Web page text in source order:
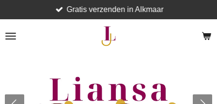
direct
naar
Gratis verzenden in Alkmaar